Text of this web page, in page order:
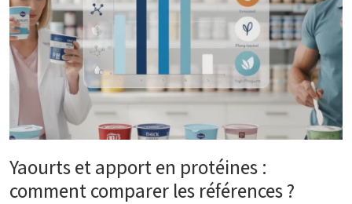
Yaourts et apport en protéines :
comment comparer les références ?